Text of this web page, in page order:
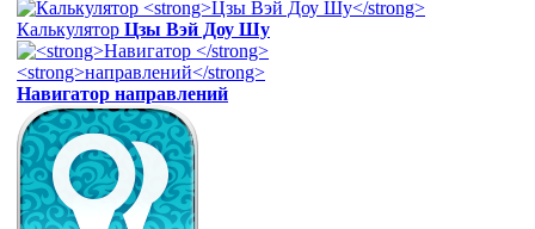
Калькулятор Цзы Вэй Доу Шу
Навигатор направлений